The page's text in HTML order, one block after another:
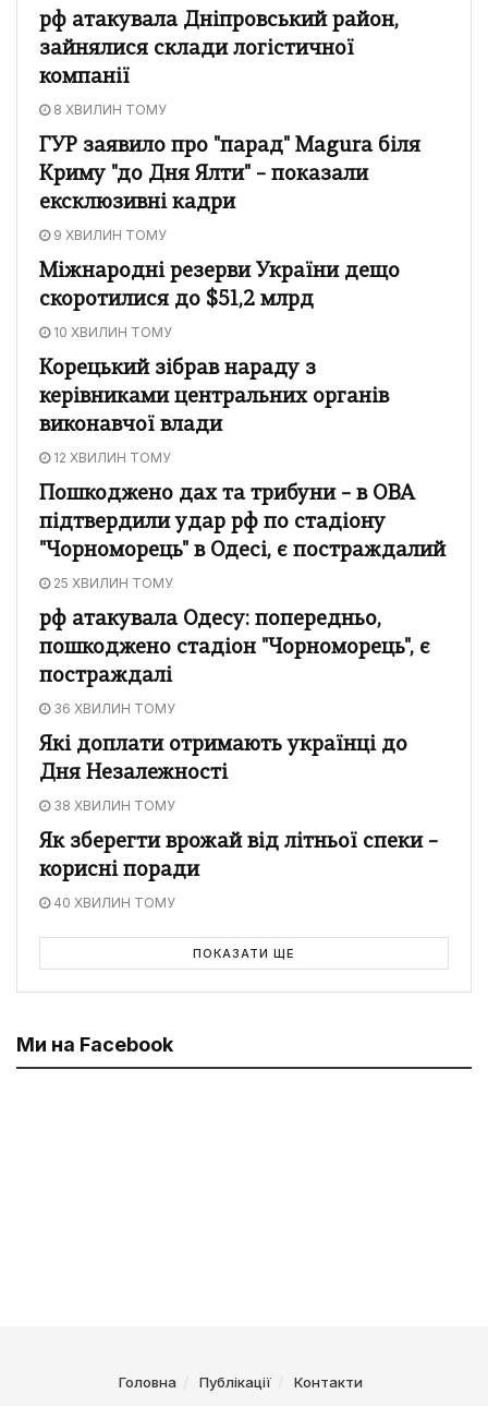
рф атакувала Дніпровський район,
зайнялися склади логістичної
компанії
8 ХВИЛИН ТОМУ
ГУР заявило про "парад" Magura біля
Криму "до Дня Ялти" – показали
ексклюзивні кадри
9 ХВИЛИН ТОМУ
Міжнародні резерви України дещо
скоротилися до $51,2 млрд
10 ХВИЛИН ТОМУ
Корецький зібрав нараду з
керівниками центральних органів
виконавчої влади
12 ХВИЛИН ТОМУ
Пошкоджено дах та трибуни – в ОВА
підтвердили удар рф по стадіону
"Чорноморець" в Одесі, є постраждалий
25 ХВИЛИН ТОМУ
рф атакувала Одесу: попередньо,
пошкоджено стадіон "Чорноморець", є
постраждалі
36 ХВИЛИН ТОМУ
Які доплати отримають українці до
Дня Незалежності
38 ХВИЛИН ТОМУ
Як зберегти врожай від літньої спеки –
корисні поради
40 ХВИЛИН ТОМУ
ПОКАЗАТИ ЩЕ
Ми на Facebook
Головна Публікації Контакти